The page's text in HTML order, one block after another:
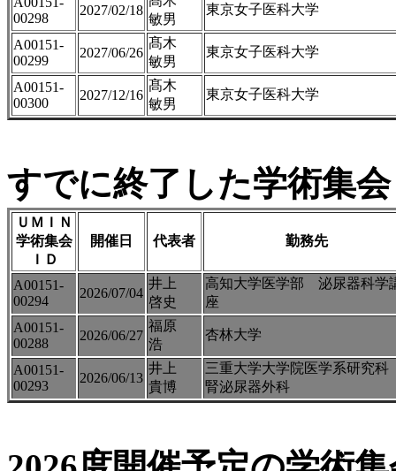
00298
2027/02/18
敏男
東京女子医科大学
A00151-
00299
2027/06/26
髙木
敏男
東京女子医科大学
A00151-
00300
2027/12/16
髙木
敏男
東京女子医科大学
すでに終了した学術集
ＵＭＩＮ
学術集会
ＩＤ
開催日 代表者 勤務先
A00151-
00294
2026/07/04
井上
啓史
高知大学医学部 泌尿器科学
座
A00151-
00288
2026/06/27
福原
浩
杏林大学
A00151-
00293
2026/06/13
井上
貴博
三重大学大学院医学系研究
腎泌尿器外科